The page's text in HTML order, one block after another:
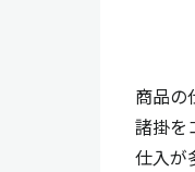
商品の
諸掛を
仕入が